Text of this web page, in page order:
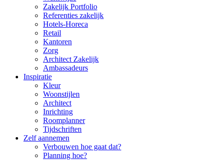
Zakelijk Portfolio
Referenties zakelijk
Hotels-Horeca
Retail
Kantoren
Zorg
Architect Zakelijk
Ambassadeurs
Inspiratie
Kleur
Woonstijlen
Architect
Inrichting
Roomplanner
Tijdschriften
Zelf aannemen
Verbouwen hoe gaat dat?
Planning hoe?